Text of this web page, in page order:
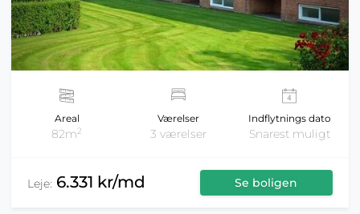
Areal
82m2
Værelser
3 værelser
Indflytnings dato
Snarest muligt
Leje: 6.331 kr/md Se boligen